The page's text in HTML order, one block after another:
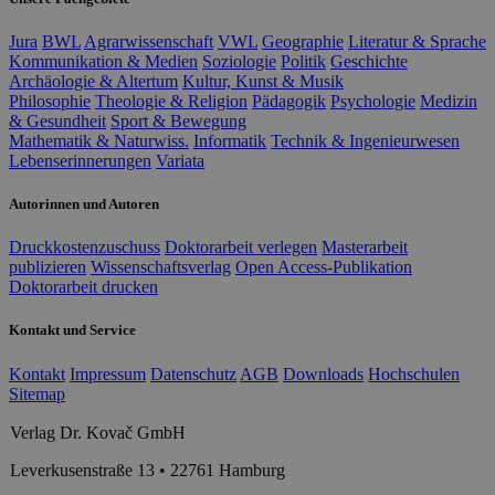
Jura BWL Agrarwissenschaft VWL Geographie Literatur & Sprache
Kommunikation & Medien Soziologie Politik Geschichte
Archäologie & Altertum Kultur, Kunst & Musik
Philosophie Theologie & Religion Pädagogik Psychologie Medizin
& Gesundheit Sport & Bewegung
Mathematik & Naturwiss. Informatik Technik & Ingenieurwesen
Lebenserinnerungen Variata
Autorinnen und Autoren
Druckkostenzuschuss Doktorarbeit verlegen Masterarbeit
publizieren Wissenschaftsverlag Open Access-Publikation
Doktorarbeit drucken
Kontakt und Service
Kontakt Impressum Datenschutz AGB Downloads Hochschulen
Sitemap
Verlag Dr. Kovač GmbH
Leverkusenstraße 13 • 22761 Hamburg